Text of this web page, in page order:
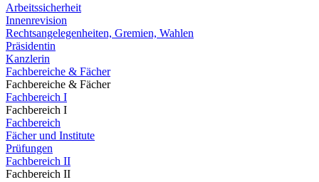
Arbeitssicherheit
Innenrevision
Rechtsangelegenheiten, Gremien, Wahlen
Präsidentin
Kanzlerin
Fachbereiche & Fächer
Fachbereiche & Fächer
Fachbereich I
Fachbereich I
Fachbereich
Fächer und Institute
Prüfungen
Fachbereich II
Fachbereich II